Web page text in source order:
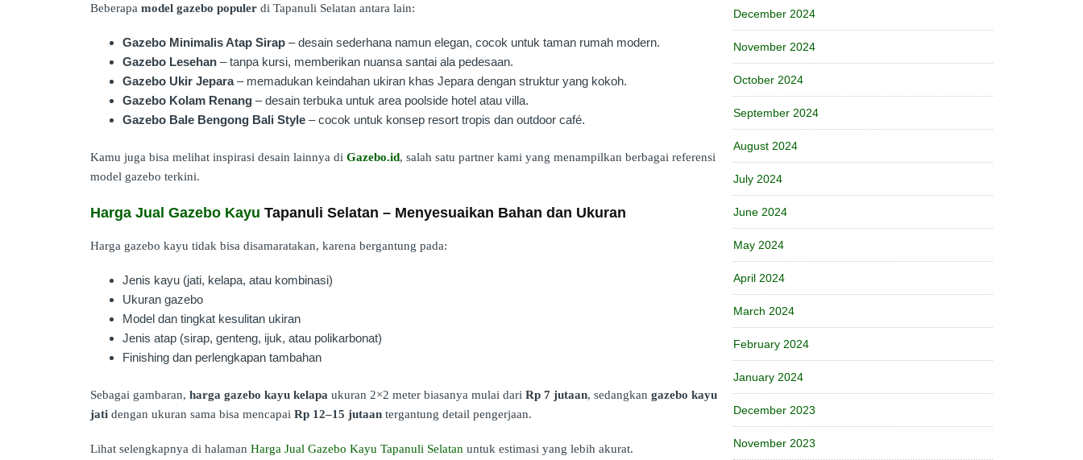
Beberapa model gazebo populer di Tapanuli Selatan antara lain:
Gazebo Minimalis Atap Sirap – desain sederhana namun elegan, cocok untuk taman rumah modern.
Gazebo Lesehan – tanpa kursi, memberikan nuansa santai ala pedesaan.
Gazebo Ukir Jepara– memadukan keindahan ukiran khas Jepara dengan struktur yang kokoh.
Gazebo Kolam Renang – desain terbuka untuk area poolside hotel atau villa.
Gazebo Bale Bengong Bali Style – cocok untuk konsep resort tropis dan outdoor café.
Kamu juga bisa melihat inspirasi desain lainnya di Gazebo.id, salah satu partner kami yang menampilkan berbagai referensi
model gazebo terkini.
Harga Jual Gazebo Kayu Tapanuli Selatan – Menyesuaikan Bahan dan Ukuran
Harga gazebo kayu tidak bisa disamaratakan, karena bergantung pada:
Jenis kayu (jati, kelapa, atau kombinasi)
Ukuran gazebo
Model dan tingkat kesulitan ukiran
Jenis atap (sirap, genteng, ijuk, atau polikarbonat)
Finishing dan perlengkapan tambahan
Sebagai gambaran, harga gazebo kayu kelapa ukuran 2×2 meter biasanya mulai dari Rp 7 jutaan, sedangkan gazebo kayu
jati dengan ukuran sama bisa mencapai Rp 12–15 jutaan tergantung detail pengerjaan.
Lihat selengkapnya di halaman Harga Jual Gazebo Kayu Tapanuli Selatan untuk estimasi yang lebih akurat.
December 2024
November 2024
October 2024
September 2024
August 2024
July 2024
June 2024
May 2024
April 2024
March 2024
February 2024
January 2024
December 2023
November 2023